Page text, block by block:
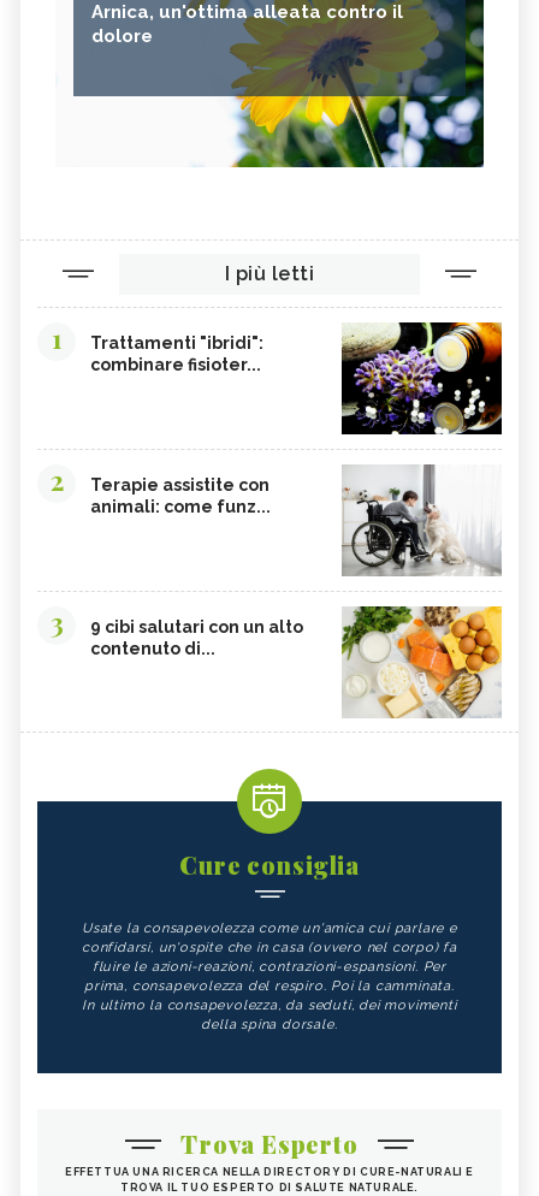
Arnica, un'ottima alleata contro il
dolore
I più letti
1
Trattamenti "ibridi":
combinare fisioter...
2
Terapie assistite con
animali: come funz...
3
9 cibi salutari con un alto
contenuto di...
Cure consiglia
Usate la consapevolezza come un'amica cui parlare e
confidarsi, un'ospite che in casa (ovvero nel corpo) fa
fluire le azioni-reazioni, contrazioni-espansioni. Per
prima, consapevolezza del respiro. Poi la camminata.
In ultimo la consapevolezza, da seduti, dei movimenti
della spina dorsale.
Trova Esperto
EFFETTUA UNA RICERCA NELLA DIRECTORY DI CURE-NATURALI E
TROVA IL TUO ESPERTO DI SALUTE NATURALE.